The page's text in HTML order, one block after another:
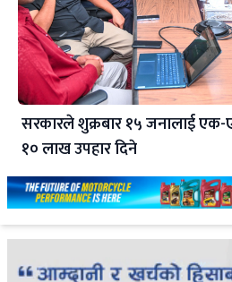
सरकारले शुक्रबार १५ जनालाई
१० लाख उपहार दिने